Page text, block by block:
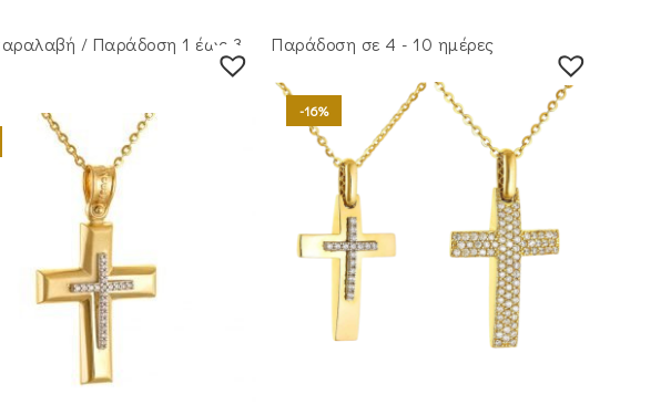
/ Παράδoση 1 έως 3
Παράδοση σε 4 - 10 ημέρες
-16%